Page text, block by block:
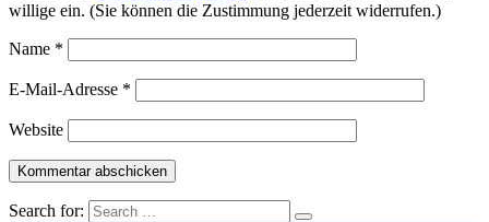
willige ein. (Sie können die Zustimmung jederzeit widerrufen.)
Name *
E-Mail-Adresse *
Website
Search for: